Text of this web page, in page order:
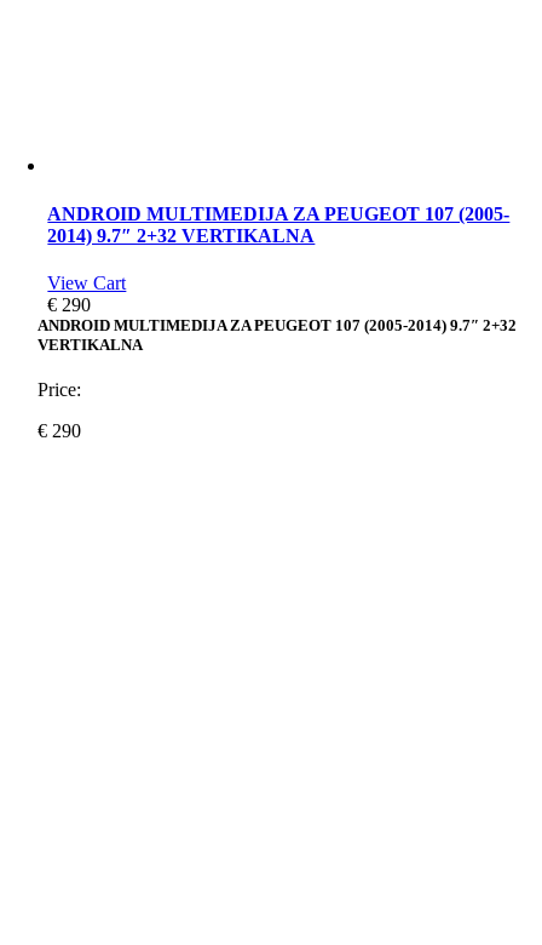
ANDROID MULTIMEDIJA ZA PEUGEOT 107 (2005-
2014) 9.7″ 2+32 VERTIKALNA
View Cart
€ 290
ANDROID MULTIMEDIJA ZA PEUGEOT 107 (2005-2014) 9.7″ 2+32
VERTIKALNA
Price:
€ 290